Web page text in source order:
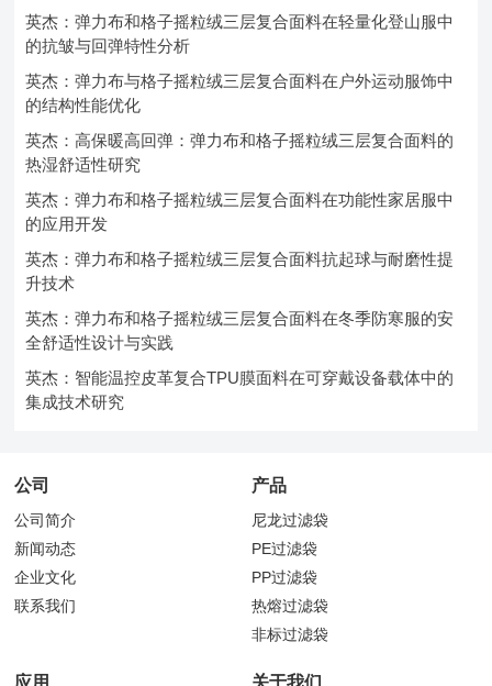
英杰：弹力布和格子摇粒绒三层复合面料在轻量化登山服中
的抗皱与回弹特性分析
英杰：弹力布与格子摇粒绒三层复合面料在户外运动服饰中
的结构性能优化
英杰：高保暖高回弹：弹力布和格子摇粒绒三层复合面料的
热湿舒适性研究
英杰：弹力布和格子摇粒绒三层复合面料在功能性家居服中
的应用开发
英杰：弹力布和格子摇粒绒三层复合面料抗起球与耐磨性提
升技术
英杰：弹力布和格子摇粒绒三层复合面料在冬季防寒服的安
全舒适性设计与实践
英杰：智能温控皮革复合TPU膜面料在可穿戴设备载体中的
集成技术研究
公司
公司简介
新闻动态
企业文化
联系我们
产品
尼龙过滤袋
PE过滤袋
PP过滤袋
热熔过滤袋
非标过滤袋
应用 关于我们